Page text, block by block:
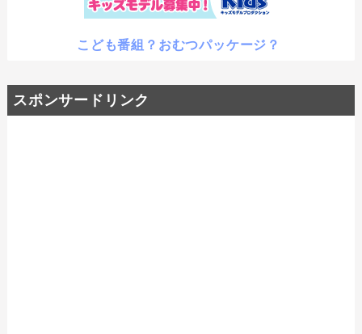
こども番組？おむつパッケージ？
スポンサードリンク